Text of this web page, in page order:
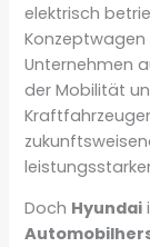
elektrisch
Konzeptwagen
Unternehmen
der Mobilität
Doch Hyundai